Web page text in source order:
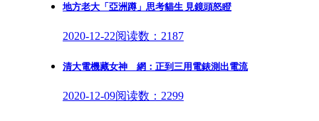
地方老大「亞洲蹲」思考貓生 見鏡頭怒瞪
2020-12-22阅读数：2187
清大電機藏女神 網：正到三用電錶測出電流
2020-12-09阅读数：2299